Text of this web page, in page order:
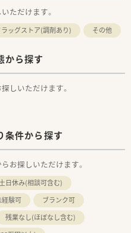
ただけます。
ラッグストア(調剤あり) その他
から探す
しいただけます。
条件から探す
お探しいただけます。
土日休み(相談可含む)
経験可
ブランク可
残業なし(ほぼなし含む)